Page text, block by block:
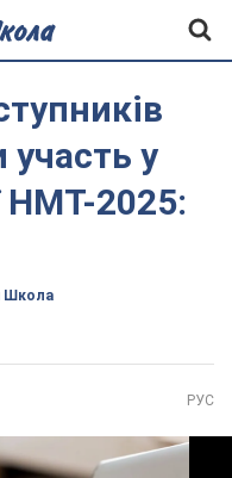
у
НМТ-2025:
Школа
РУС